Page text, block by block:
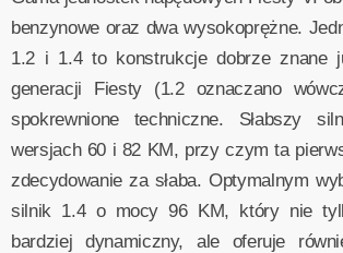
benzynowe oraz dwa wysokoprężne.
1.2 i 1.4 to konstrukcje dobrze znane
generacji Fiesty (1.2 oznaczano
spokrewnione techniczne. Słabszy
wersjach 60 i 82 KM, przy czym ta
zdecydowanie za słaba. Optymalnym
silnik 1.4 o mocy 96 KM, który nie
bardziej dynamiczny, ale oferuje